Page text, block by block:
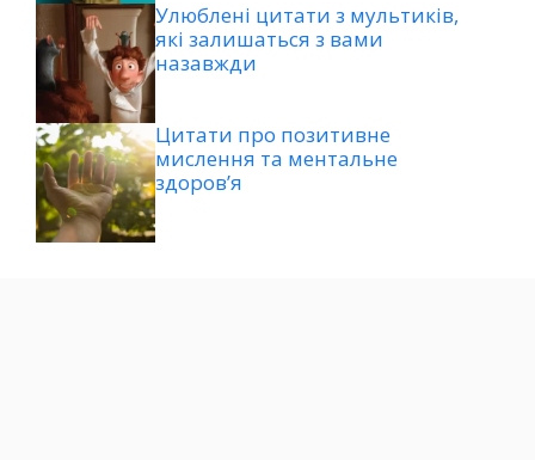
Улюблені цитати з мультиків,
які залишаться з вами
назавжди
Цитати про позитивне
мислення та ментальне
здоров’я